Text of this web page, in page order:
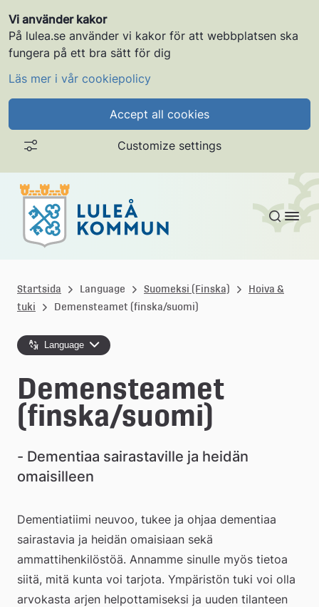
Vi använder kakor
På lulea.se använder vi kakor för att webbplatsen ska
fungera på ett bra sätt för dig
Läs mer i vår cookiepolicy
Accept all cookies
Customize settings
Gå till innehållet
u
l
e
å
k
o
m
m
u
n
Startsida Language Suomeksi (Finska)
Hoiva &
tuki
Demensteamet (finska/suomi)
Language
Demensteamet
(finska/suomi)
- Dementiaa sairastaville ja heidän
omaisilleen
Dementiatiimi neuvoo, tukee ja ohjaa dementiaa
sairastavia ja heidän omaisiaan sekä
ammattihenkilöstöä. Annamme sinulle myös tietoa
siitä, mitä kunta voi tarjota. Ympäristön tuki voi olla
arvokasta arjen helpottamiseksi ja uuden tilanteen